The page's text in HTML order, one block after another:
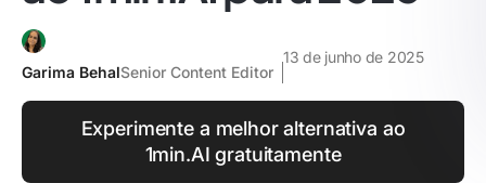
Garima BehalSenior Content Editor
13 de junho de 2025
Experimente a melhor alternativa ao
1min.AI gratuitamente